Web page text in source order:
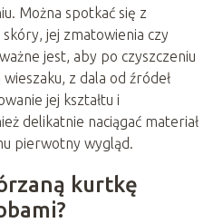
Można spotkać się z
jej zmatowienia czy
jest, aby po czyszczeniu
z dala od źródeł
jej kształtu i
delikatnie naciągać materiał
pierwotny wygląd.
kurtkę